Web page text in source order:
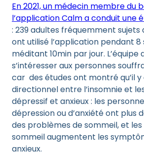
En 2021, un médecin membre du
l’application Calm a conduit une
: 239 adultes fréquemment sujets
ont utilisé l’application pendant 8
méditant 10min par jour. L’équipe
s’intéresser aux personnes
car des études ont montré qu’il y
directionnel entre l’insomnie et
dépressif et anxieux : les
dépression ou d’anxiété ont plus
des problèmes de sommeil, et
sommeil augmentent les
anxieux.